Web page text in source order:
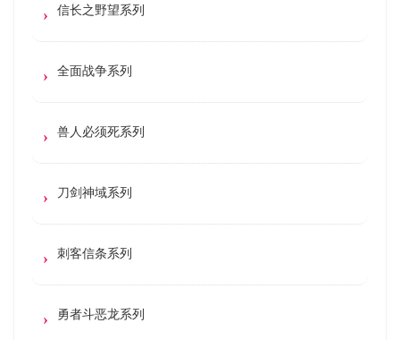
信长之野望系列
全面战争系列
兽人必须死系列
刀剑神域系列
刺客信条系列
勇者斗恶龙系列